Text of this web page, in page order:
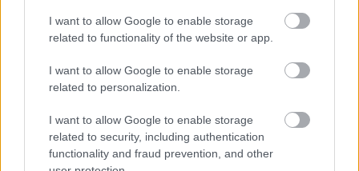
I want to allow Google to enable storage
related to functionality of the website or app.
I want to allow Google to enable storage
related to personalization.
I want to allow Google to enable storage
related to security, including authentication
functionality and fraud prevention, and other
ENERGIATAKARÉKOSSÁG: KORÁBBAN KEZDŐDIK
A GYŐRI AUDI ETO KC PÉNTEKI FELKÉSZÜLÉSI
MÉRKŐZÉSE
Az energiaellátás tehermentesítése érdekében másfél órával